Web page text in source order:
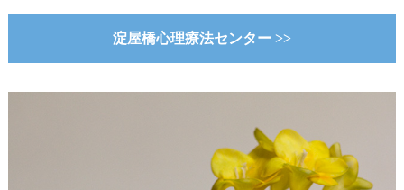
淀屋橋心理療法センター >>